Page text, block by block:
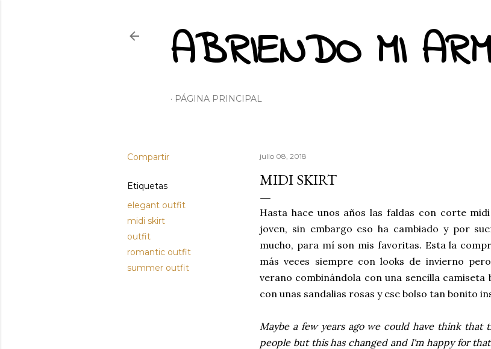
ABRIENDO MI
PÁGINA PRINCIPAL
Compartir
Etiquetas
elegant outfit
midi skirt
outfit
romantic outfit
summer outfit
julio 08, 2018
MIDI SKIRT
Hasta hace unos años las faldas con corte
joven, sin embargo eso ha cambiado y por
mucho, para mí son mis favoritas. Esta la
más veces siempre con looks de invierno
verano combinándola con una sencilla
con unas sandalias rosas y ese bolso tan bonito
Maybe a few years ago we could have think
people but this has changed and I'm happy for